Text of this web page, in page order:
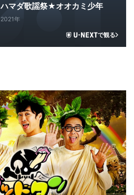
ハマダ歌謡祭★オオカミ少年
2021年
で観る